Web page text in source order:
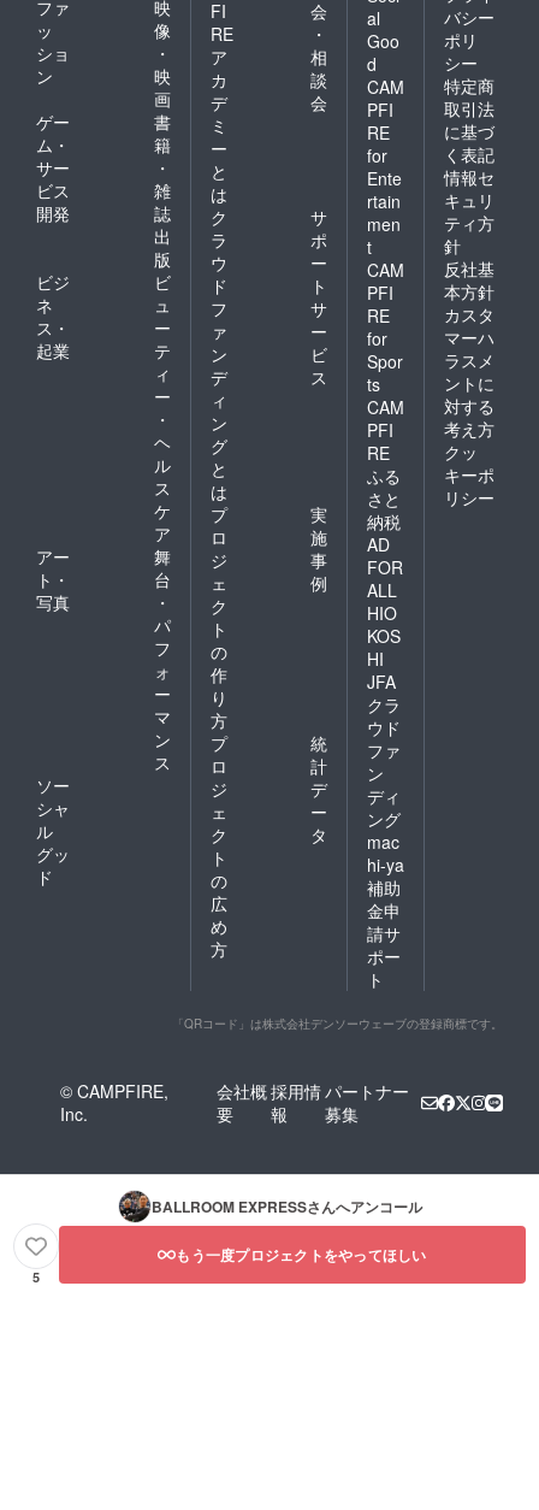
ファ
ッ
ショ
ン
映
像
・
映
画
ゲー
ム・
サー
ビス
開発
書
籍
・
雑
誌
出
版
ビジ
ネ
ス・
起業
ビ
ュ
ー
テ
ィ
ー
・
ヘ
ル
ス
ケ
ア
アー
ト・
写真
舞
台
・
パ
フ
ォ
ー
マ
ン
ス
ソー
シャ
ル
グッ
ド
FI
RE
ア
カ
デ
ミ
ー
と
は
会
・
相
談
会
ク
ラ
ウ
ド
フ
ァ
ン
デ
ィ
ン
グ
と
は
サ
ポ
ー
ト
サ
ー
ビ
ス
プ
ロ
ジ
ェ
ク
ト
の
作
り
方
実
施
事
例
プ
ロ
ジ
ェ
ク
ト
の
広
め
方
統
計
デ
ー
タ
al
Goo
d
CAM
PFI
RE
for
Ente
rtain
men
t
CAM
PFI
RE
for
Spor
ts
CAM
PFI
RE
ふる
さと
納税
AD
FOR
ALL
HIO
KOS
HI
JFA
クラ
ウド
ファ
ン
ディ
ング
mac
hi-ya
補助
金申
請サ
ポー
ト
バシー
ポリ
シー
特定商
取引法
に基づ
く表記
情報セ
キュリ
ティ方
針
反社基
本方針
カスタ
マーハ
ラスメ
ントに
対する
考え方
クッ
キーポ
リシー
「QRコード」は株式会社デンソーウェーブの登録商標です。
© CAMPFIRE,
Inc.
会社概
要
採用情
報
パートナー
募集
BALLROOM EXPRESSさんへアンコール
5
もう一度プロジェクトをやってほしい